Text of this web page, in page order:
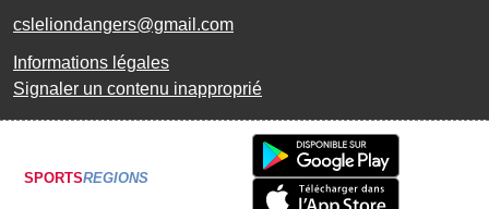
csleliondangers@gmail.com
Informations légales
Signaler un contenu inapproprié
SPORTSREGIONS